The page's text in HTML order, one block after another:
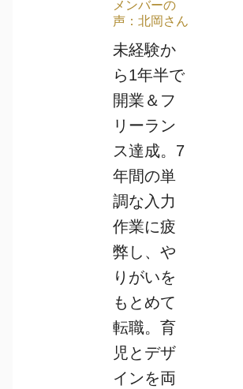
メンバーの
声：北岡さん
未経験か
ら1年半で
開業＆フ
リーラン
ス達成。7
年間の単
調な入力
作業に疲
弊し、や
りがいを
もとめて
転職。育
児とデザ
インを両